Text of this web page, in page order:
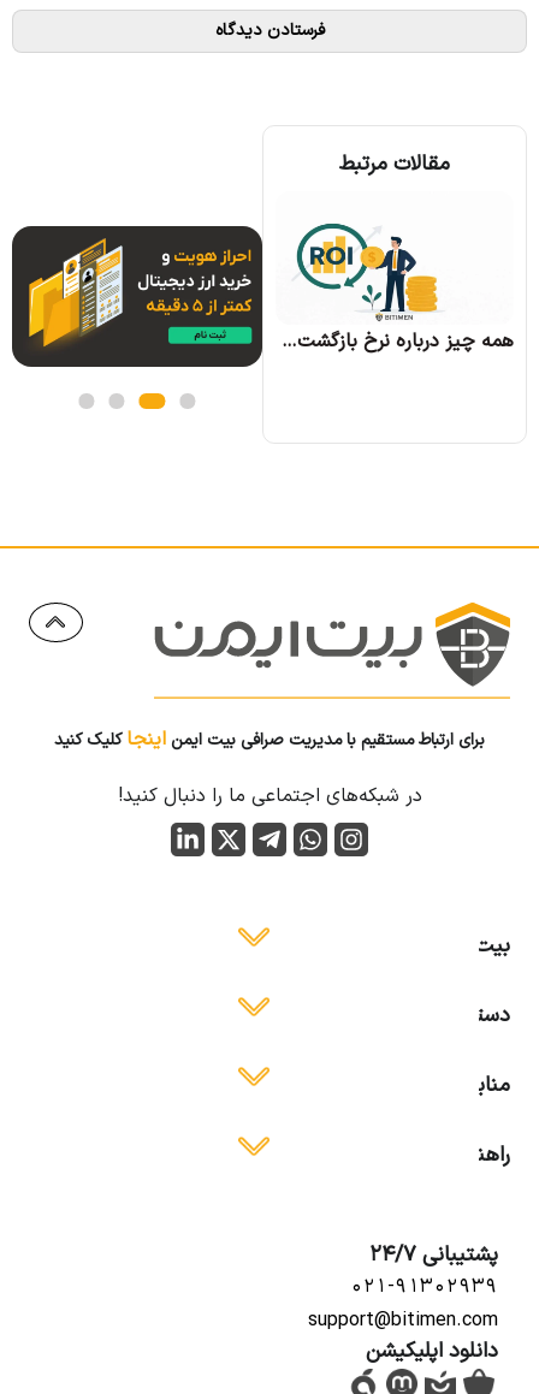
مقالات مرتبط
همه چیز درباره نرخ بازگشت سرمایه و نحوه محاسبه آن
برای ارتباط مستقیم با مدیریت صرافی بیت ایمن اینجاکلیک کنید
در شبکه‌های اجتماعی ما را دنبال کنید!
بیت ایمن
دسترسی آسان
منابع آموزشی
راهنمای استفاده
پشتیبانی 24/7
۰۲۱-۹۱۳۰۲۹۳۹
support@bitimen.com
دانلود اپلیکیشن